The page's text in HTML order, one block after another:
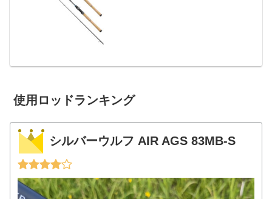
使用ロッドランキング
シルバーウルフ AIR AGS 83MB-S